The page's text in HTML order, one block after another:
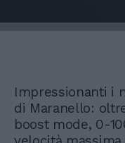
Impressionanti i
di Maranello:
boost mode, 0-